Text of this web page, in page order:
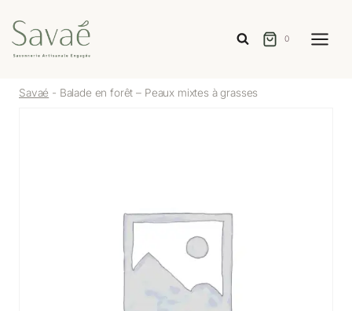
au
contenu
0
Savaé - Balade en forêt – Peaux mixtes à grasses
7,90 €